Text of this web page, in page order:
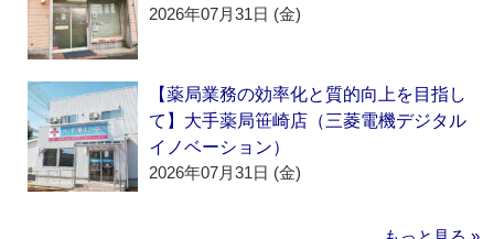
2026年07月31日 (金)
【薬局業務の効率化と質的向上を目指し
て】大手薬局笹崎店（三菱電機デジタル
イノベーション）
2026年07月31日 (金)